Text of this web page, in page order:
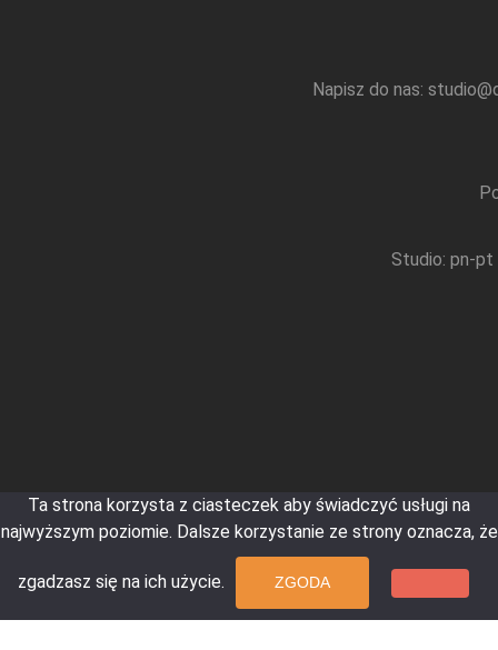
Napisz do nas:
Studio: pn-pt
Ta strona korzysta z ciasteczek aby świadczyć usługi na
najwyższym poziomie. Dalsze korzystanie ze strony oznacza, że
zgadzasz się na ich użycie. ZGODA